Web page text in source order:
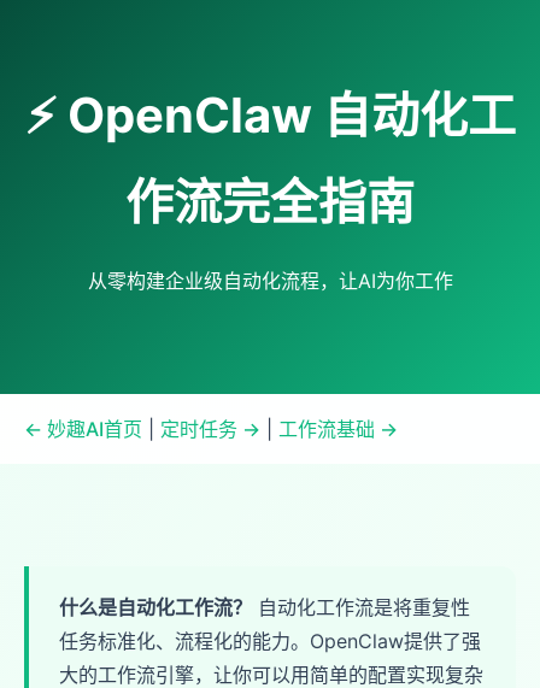
⚡ OpenClaw 自动化工
作流完全指南
从零构建企业级自动化流程，让AI为你工作
← 妙趣AI首页 定时任务 → 工作流基础 →
什么是自动化工作流？
自动化工作流是将重复性
任务标准化、流程化的能力。OpenClaw提供了强
大的工作流引擎，让你可以用简单的配置实现复杂